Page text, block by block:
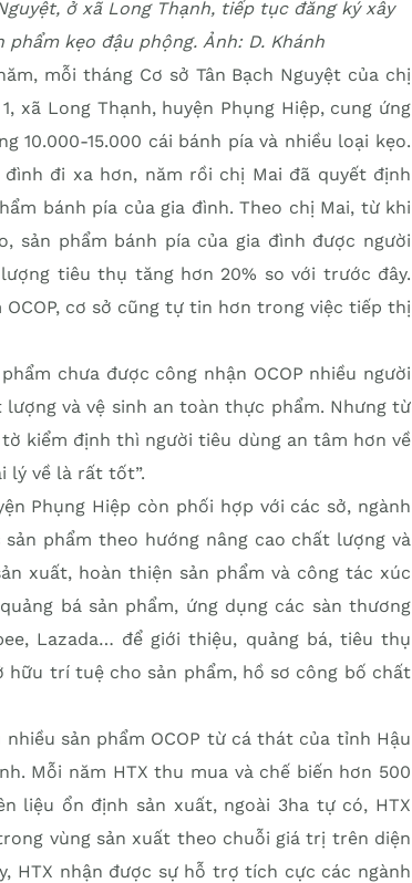
ở xã Long Thạnh, tiếp tục đăng ký xây
phẩm kẹo đậu phộng. Ảnh: D. Khánh
mỗi tháng Cơ sở Tân Bạch Nguyệt của chị
xã Long Thạnh, huyện Phụng Hiệp, cung ứng
10.000-15.000 cái bánh pía và nhiều loại kẹo.
đi xa hơn, năm rồi chị Mai đã quyết định
bánh pía của gia đình. Theo chị Mai, từ khi
sản phẩm bánh pía của gia đình được người
tiêu thụ tăng hơn 20% so với trước đây.
cơ sở cũng tự tin hơn trong việc tiếp thị
chưa được công nhận OCOP nhiều người
và vệ sinh an toàn thực phẩm. Nhưng từ
kiểm định thì người tiêu dùng an tâm hơn về
lý về là rất tốt”.
Phụng Hiệp còn phối hợp với các sở, ngành
phẩm theo hướng nâng cao chất lượng và
xuất, hoàn thiện sản phẩm và công tác xúc
bá sản phẩm, ứng dụng các sàn thương
Lazada… để giới thiệu, quảng bá, tiêu thụ
hữu trí tuệ cho sản phẩm, hồ sơ công bố chất
sản phẩm OCOP từ cá thát của tỉnh Hậu
Mỗi năm HTX thu mua và chế biến hơn 500
liệu ổn định sản xuất, ngoài 3ha tự có, HTX
vùng sản xuất theo chuỗi giá trị trên diện
HTX nhận được sự hỗ trợ tích cực các ngành